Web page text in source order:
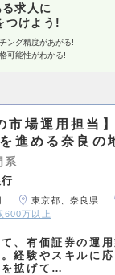
求人に
つけよう!
ング精度があがる!
可能性がわかる!
市場運用担当
進める奈良の
系
東京都、奈良県
600万以上
、有価証券の運用
経験やスキルに応
拡げて…